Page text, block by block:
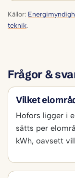
Källor:
teknik.
Frågor &
Vilket
Hofors ligger i
sätts per
kWh, oavsett